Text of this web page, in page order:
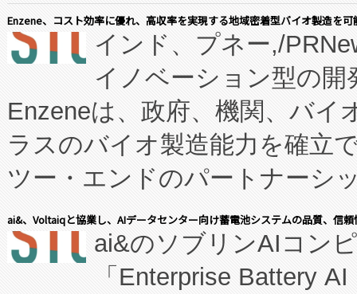
Enzene、コスト効率に優れ、高収率を実現する地域密着型バイオ製造を
インド、プネー,/
イノベーション型の
Enzeneは、政府、機関、バイ
ラスのバイオ製造能力を確立
ツー・エンドのパートナーシ
表しました。 同社の実績ある
manufacturing™ (FCCM™) プ
たNeXは、バイオ医薬品製造
ai&、Voltaiqと協業し、AIデータセンター向け蓄電池システムの品質、信
ai&のソブリンAIコン
「Enterprise Battery